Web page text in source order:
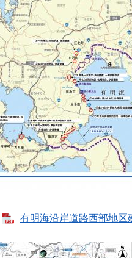
有明海沿岸道路西部地区